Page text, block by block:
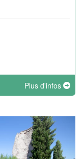
Plus d'infos